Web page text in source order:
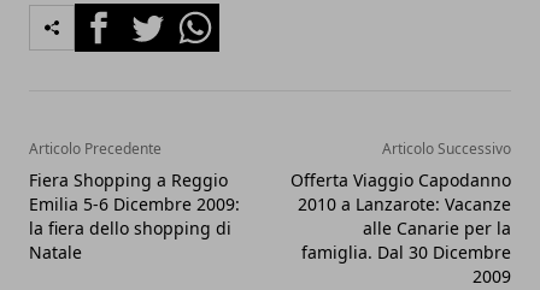
FacebookTwitterWhatsapp
Articolo Precedente
Fiera Shopping a Reggio
Emilia 5-6 Dicembre 2009:
la fiera dello shopping di
Natale
Articolo Successivo
Offerta Viaggio Capodanno
2010 a Lanzarote: Vacanze
alle Canarie per la
famiglia. Dal 30 Dicembre
2009